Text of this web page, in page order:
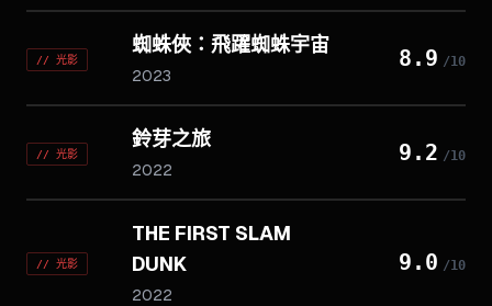
// 光影
蜘蛛俠：飛躍蜘蛛宇宙
2023
8.9 /10
// 光影
鈴芽之旅
2022
9.2 /10
// 光影
THE FIRST SLAM
DUNK
2022
9.0 /10